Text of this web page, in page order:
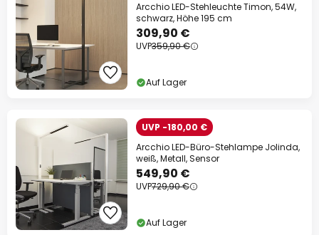
Arcchio LED-Stehleuchte Timon, 54W,
schwarz, Höhe 195 cm
309,90 €
UVP359,90 €
Auf Lager
UVP -180,00 €
Arcchio LED-Büro-Stehlampe Jolinda,
weiß, Metall, Sensor
549,90 €
UVP729,90 €
Auf Lager